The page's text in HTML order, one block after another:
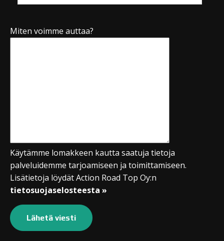
Miten voimme auttaa?
Käytämme lomakkeen kautta saatuja tietoja
palveluidemme tarjoamiseen ja toimittamiseen.
Lisätietoja löydät Action Road Top Oy:n
tietosuojaselosteesta »